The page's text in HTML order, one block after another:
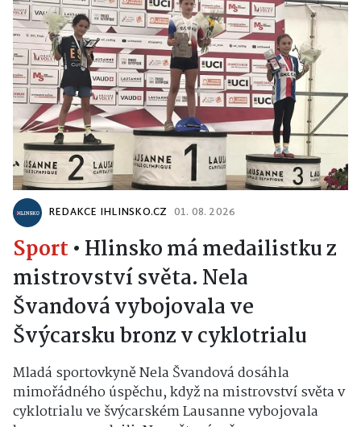
REDAKCE IHLINSKO.CZ 01. 08. 2026
Sport • Hlinsko má medailistku z
mistrovství světa. Nela
Švandová vybojovala ve
Švýcarsku bronz v cyklotrialu
Mladá sportovkyně Nela Švandová dosáhla
mimořádného úspěchu, když na mistrovství světa v
cyklotrialu ve švýcarském Lausanne vybojovala